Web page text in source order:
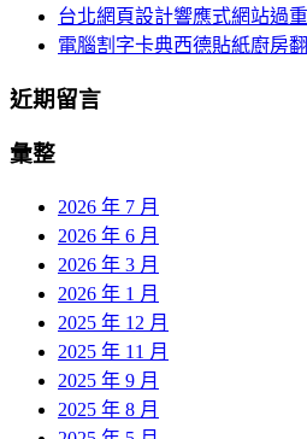
台北網頁設計響應式網站過
電腦割字卡典西德貼紙廚房
近期留言
彙整
2026 年 7 月
2026 年 6 月
2026 年 3 月
2026 年 1 月
2025 年 12 月
2025 年 11 月
2025 年 9 月
2025 年 8 月